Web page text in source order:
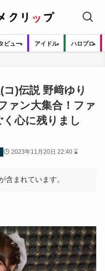
ビュー アイドル ハロプロ
コ)伝説 野﨑ゆり
ァン大集合！ファ
心に残りまし
2023年11月20日 22:40 ⌛
含まれています。